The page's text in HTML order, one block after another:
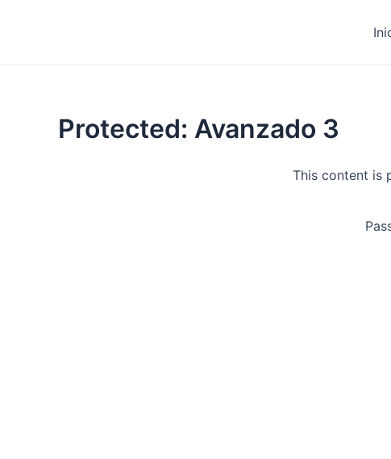
Protected: Avanzado 3
This content is